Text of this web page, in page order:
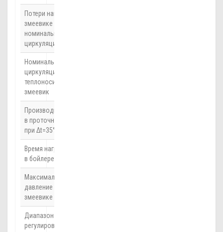
Потери напора в
змеевике при
номинальной
циркуляции
Номинальная
циркуляция
теплоносителя через
змеевик
Производительность
в проточном режиме
при Δt=35°C
Время нагрева воды
в бойлере на Δt=45°C
Максимальное
давление воды в
змеевике
Диапазон
регулирования темп.